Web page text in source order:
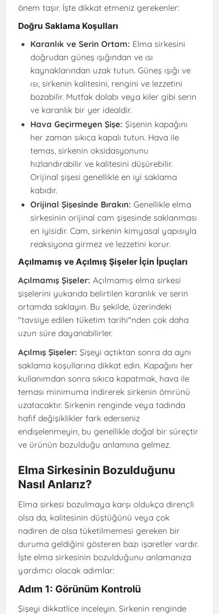
önem taşır. İşte dikkat etmeniz gerekenler:
Doğru Saklama Koşulları
Karanlık ve Serin Ortam: Elma sirkesini
doğrudan güneş ışığından ve ısı
kaynaklarından uzak tutun. Güneş ışığı ve
ısı, sirkenin kalitesini, rengini ve lezzetini
bozabilir. Mutfak dolabı veya kiler gibi serin
ve karanlık bir yer idealdir.
Hava Geçirmeyen Şişe: Şişenin kapağını
her zaman sıkıca kapalı tutun. Hava ile
temas, sirkenin oksidasyonunu
hızlandırabilir ve kalitesini düşürebilir.
Orijinal şişesi genellikle en iyi saklama
kabıdır.
Orijinal Şişesinde Bırakın: Genellikle elma
sirkesinin orijinal cam şişesinde saklanması
en iyisidir. Cam, sirkenin kimyasal yapısıyla
reaksiyona girmez ve lezzetini korur.
Açılmamış ve Açılmış Şişeler İçin İpuçları
Açılmamış Şişeler: Açılmamış elma sirkesi
şişelerini yukarıda belirtilen karanlık ve serin
ortamda saklayın. Bu şekilde, üzerindeki
"tavsiye edilen tüketim tarihi"nden çok daha
uzun süre dayanabilirler.
Açılmış Şişeler: Şişeyi açtıktan sonra da aynı
saklama koşullarına dikkat edin. Kapağını her
kullanımdan sonra sıkıca kapatmak, hava ile
teması minimuma indirerek sirkenin ömrünü
uzatacaktır. Sirkenin renginde veya tadında
hafif değişiklikler fark ederseniz
endişelenmeyin, bu genellikle doğal bir süreçtir
ve ürünün bozulduğu anlamına gelmez.
Elma Sirkesinin Bozulduğunu
Nasıl Anlarız?
Elma sirkesi bozulmaya karşı oldukça dirençli
olsa da, kalitesinin düştüğünü veya çok
nadiren de olsa tüketilmemesi gereken bir
duruma geldiğini gösteren bazı işaretler vardır.
İşte elma sirkesinin bozulduğunu anlamanıza
yardımcı olacak adımlar:
Adım 1: Görünüm Kontrolü
Şişeyi dikkatlice inceleyin. Sirkenin renginde